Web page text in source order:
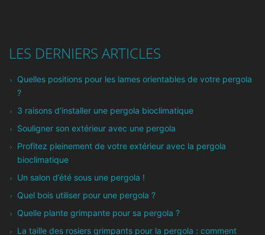
LES DERNIERS ARTICLES
Quelles positions pour les lames orientables de votre pergola
?
3 raisons d’installer une pergola bioclimatique
Souligner son extérieur avec une pergola
Profitez pleinement de votre extérieur avec la pergola
bioclimatique
Un salon d’été sous une pergola !
Quel bois utiliser pour une pergola ?
Quelle plante grimpante pour sa pergola ?
La taille des rosiers grimpants pour la pergola : comment